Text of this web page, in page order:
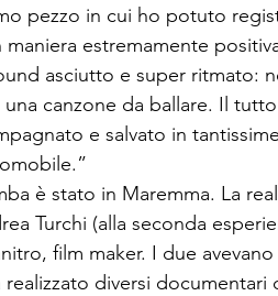
pezzo in cui ho potuto
estremamente
asciutto e super ritmato:
canzone da ballare. Il
e salvato in
è stato in Maremma. La
Turchi (alla seconda
film maker. I due
realizzato diversi documentari